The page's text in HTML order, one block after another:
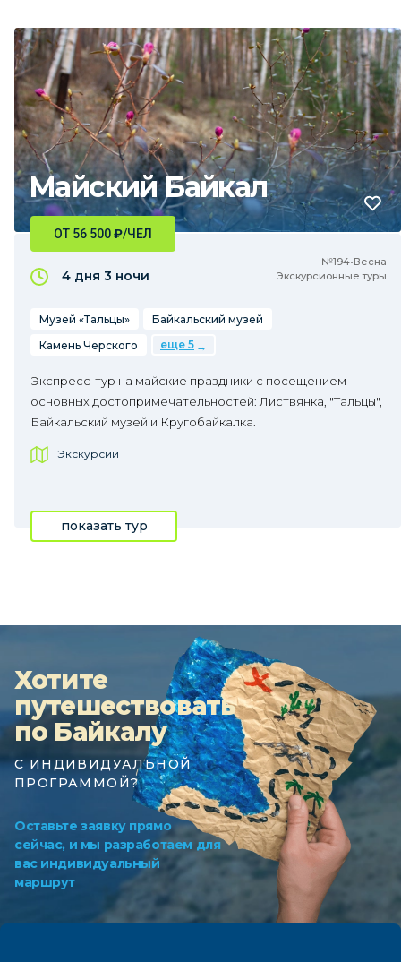
Майский Байкал
№194•Весна
Экскурсионные туры
ОТ 56 500₽/ЧЕЛ
4 дня 3 ночи
Музей «Тальцы»
Байкальский музей
Камень Черского
еще 5
Экспресс-тур на майские праздники с посещением
основных достопримечательностей: Листвянка, "Тальцы",
Байкальский музей и Кругобайкалка.
Экскурсии
показать тур
Хотите
путешествовать
по Байкалу
С ИНДИВИДУАЛЬНОЙ
ПРОГРАММОЙ?
Оставьте заявку прямо
сейчас, и мы разработаем для
вас индивидуальный
маршрут